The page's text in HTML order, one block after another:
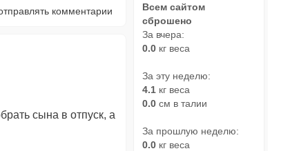
комментарии
сына в отпуск, а
Всем сайтом
сброшено
За вчера:
0.0 кг веса
За эту неделю:
4.1 кг веса
0.0 см в талии
За прошлую неделю:
0.0 кг веса